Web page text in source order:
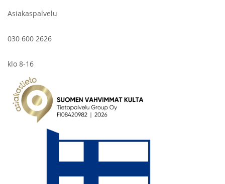
Asiakaspalvelu
030 600 2626
klo 8-16